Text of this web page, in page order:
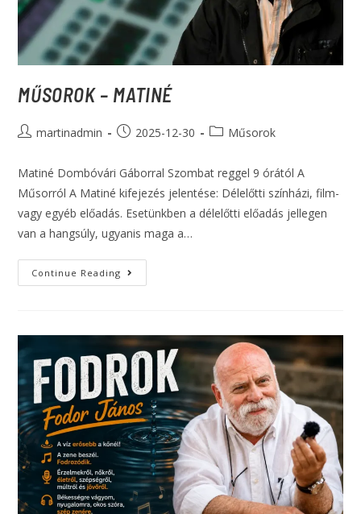
MŰSOROK – MATINÉ
martinadmin 2025-12-30 Műsorok
Matiné Dombóvári Gáborral Szombat reggel 9 órától A
Műsorról A Matiné kifejezés jelentése: Délelőtti színházi, film-
vagy egyéb előadás. Esetünkben a délelőtti előadás jellegen
van a hangsúly, ugyanis maga a…
Continue Reading